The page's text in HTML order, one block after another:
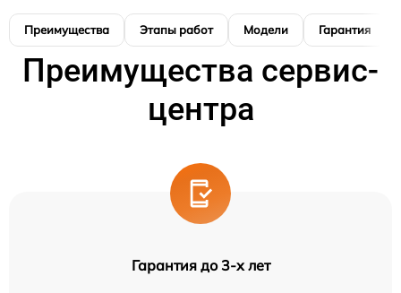
Преимущества Этапы работ Модели Гарантия
Преимущества сервис-
центра
Гарантия до 3-х лет